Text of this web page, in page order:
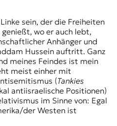
sein, der die Freiheiten
wo er auch lebt,
Anhänger und
Hussein auftritt. Ganz
meines Feindes ist mein
meist einher mit
(Tankies
antiisraelische Positionen)
im Sinne von: Egal
der Westen ist